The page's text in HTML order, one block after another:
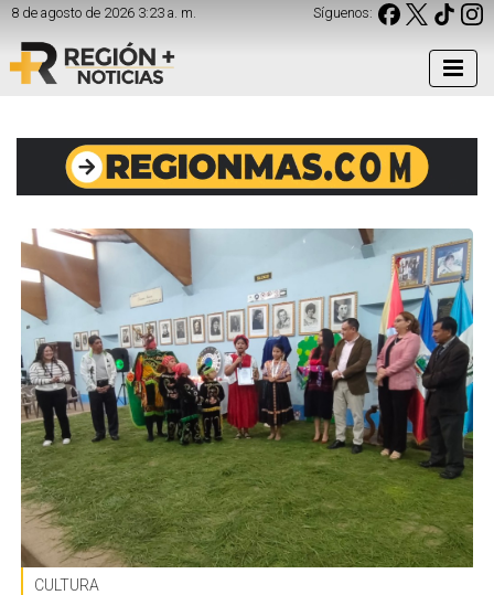
8 de agosto de 2026 3:23 a. m. Síguenos:
CULTURA